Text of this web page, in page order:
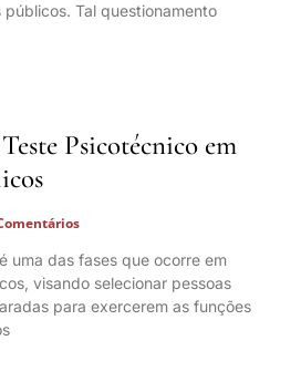
Tal questionamento
Psicotécnico em
uma das fases que ocorre em
visando selecionar pessoas
para exercerem as funções